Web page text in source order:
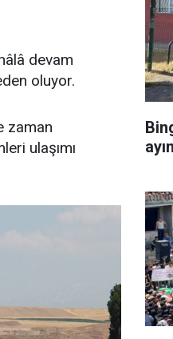
devam
oluyor.
zaman
ulaşımı